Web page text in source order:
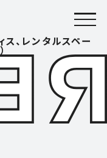
ス、レンタルスペー